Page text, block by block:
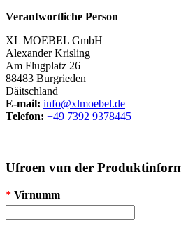
Verantwortliche Person
XL MOEBEL GmbH
Alexander Krisling
Am Flugplatz 26
88483 Burgrieden
Däitschland
E-mail: info@xlmoebel.de
Telefon: +49 7392 9378445
Ufroen vun der
* Virnumm